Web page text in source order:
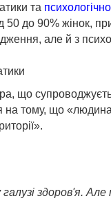
та
до 90% жінок,
але й з
що
тому, що
здоров'я.